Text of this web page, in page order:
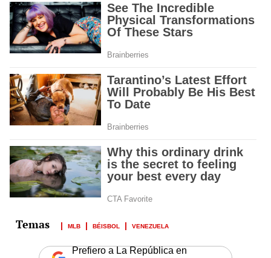
MLB BÉISBOL VENEZUELA
Prefiero a La República en